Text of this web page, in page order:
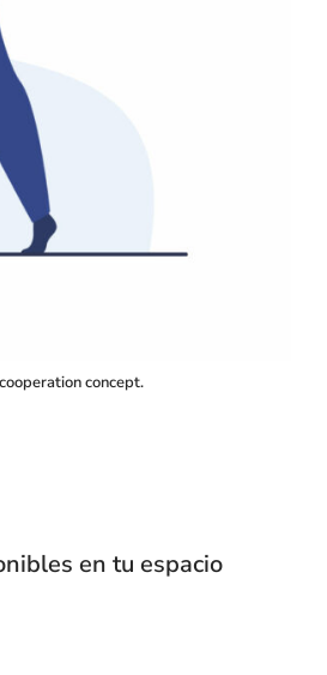
concept.
en tu espacio